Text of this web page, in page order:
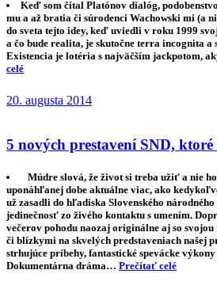
Keď som čítal Platónov dialóg,
mu a až bratia či súrodenci Wachowski mi (a
do sveta tejto idey, keď uviedli v roku 1999
a čo bude realita, je skutočne terra incognita
Existencia je lotéria s najväčším jackpotom,
celé
20. augusta 2014
5 nových prestavení SND,
Múdre slová, že život si treba užiť a nie
uponáhľanej dobe aktuálne viac, ako
už zasadli do hľadiska Slovenského
jedinečnosť zo živého kontaktu s umením.
večerov pohodu naozaj originálne aj so
či blízkymi na skvelých predstaveniach našej
strhujúce príbehy, fantastické spevácke
Dokumentárna dráma… Prečítať celé